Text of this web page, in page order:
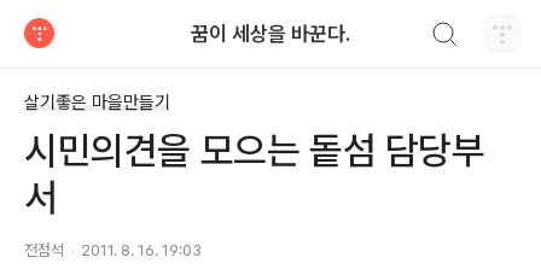
꿈이 세상을 바꾼다.
살기좋은 마을만들기
시민의견을 모으는 돝섬 담당부
서
전점석 2011. 8. 16. 19:03